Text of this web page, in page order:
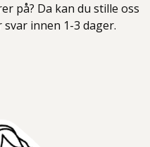
på? Da kan du stille oss
innen 1-3 dager.